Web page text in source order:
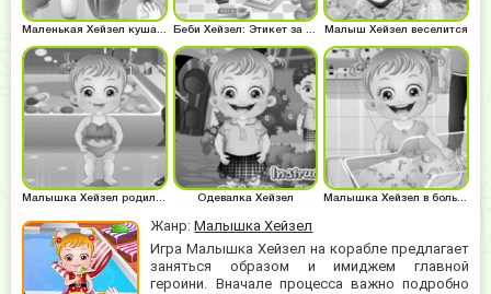
Жанр:Малышка Хейзел
Игра Малышка Хейзел на корабле предлагает
заняться образом и имиджем главной
героини. Вначале процесса важно подробно
Малыш Хейзел веселится
Малышка Хейзел родилась Одевалка Хейзел Малышка Хейзел в больнице